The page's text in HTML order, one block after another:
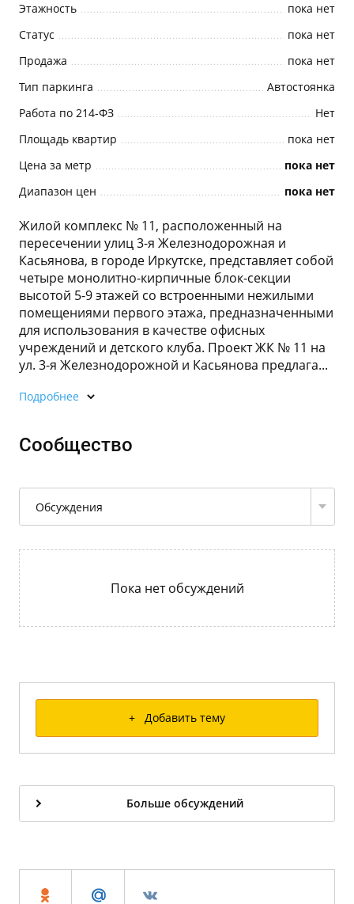
Этажность
пока нет
Статус
пока нет
Продажа
пока нет
Тип паркинга
Автостоянка
Работа по 214-ФЗ
Нет
Площадь квартир
пока нет
Цена за метр
пока нет
Диапазон цен
пока нет
Жилой комплекс № 11, расположенный на
пересечении улиц 3-я Железнодорожная и
Касьянова, в городе Иркутске, представляет собой
четыре монолитно-кирпичные блок-секции
высотой 5-9 этажей со встроенными нежилыми
помещениями первого этажа, предназначенными
для использования в качестве офисных
учреждений и детского клуба. Проект ЖК № 11 на
ул. 3-я Железнодорожной и Касьянова предлага...
Подробнее
Сообщество
Обсуждения
Пока нет обсуждений
+ Добавить тему
Больше обсуждений